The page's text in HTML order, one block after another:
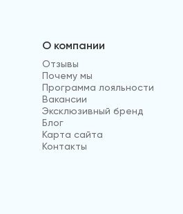
О компании
Отзывы
Почему мы
Программа лояльности
Вакансии
Эксклюзивный бренд
Блог
Карта сайта
Контакты